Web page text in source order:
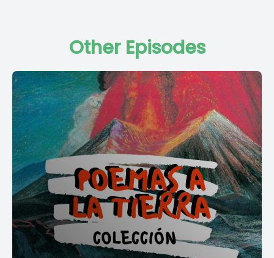
Other Episodes